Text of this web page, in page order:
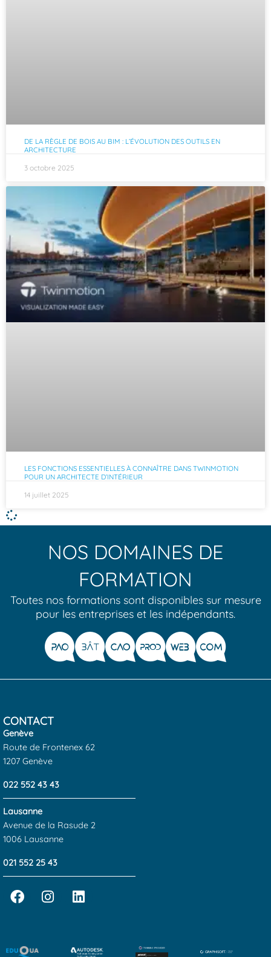
DE LA RÈGLE DE BOIS AU BIM : L’ÉVOLUTION DES OUTILS EN
ARCHITECTURE
3 octobre 2025
LES FONCTIONS ESSENTIELLES À CONNAÎTRE DANS TWINMOTION
POUR UN ARCHITECTE D’INTÉRIEUR
14 juillet 2025
NOS DOMAINES DE
FORMATION
Toutes nos formations sont disponibles sur mesure
pour les entreprises et les indépendants.
CONTACT
Genève
Route de Frontenex 62
1207 Genève
022 552 43 43
Lausanne
Avenue de la Rasude 2
1006 Lausanne
021 552 25 43